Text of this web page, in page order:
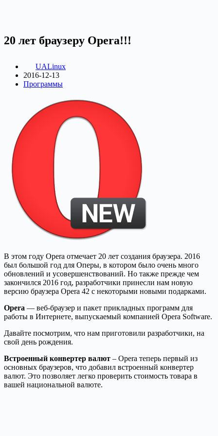
20 лет браузеру Opera!!!
UALinux
2016-12-13
Программы
В этом году Opera отмечает 20 лет создания браузера. 2016
был большой год для Оперы, в котором было очень много
обновлений и усовершенствований. Но также прежде чем
закончился 2016 год, разработчики принесли нам новую
версию браузера Opera 42 с некоторыми новыми подарками.
Opera — веб-браузер и пакет прикладных программ для
работы в Интернете, выпускаемый компанией Opera Software.
Давайте посмотрим, что нам приготовили разработчики, на
свой день рождения.
Встроенный конвертер валют – Opera теперь первый из
основных браузеров, что добавил встроенный конвертер
валют. Это позволяет легко проверить стоимость товара в
вашей национальной валюте.